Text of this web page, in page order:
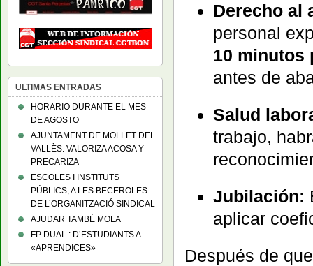
Derecho al
personal
10 minutos
antes de
Salud
trabajo,
Jubilación:
aplicar
Después de
ULTIMAS ENTRADAS
HORARIO DURANTE EL MES
DE AGOSTO
AJUNTAMENT DE MOLLET DEL
VALLÈS: VALORIZA ACOSA Y
PRECARIZA
ESCOLES I INSTITUTS
PÚBLICS, A LES BECEROLES
DE L’ORGANITZACIÓ SINDICAL
AJUDAR TAMBÉ MOLA
FP DUAL : D’ESTUDIANTS A
«APRENDICES»